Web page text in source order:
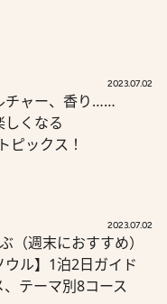
2023.07.02
チャー、香り……
くなる
ピックス！
2023.07.02
（週末におすすめ）
ウル】1泊2日ガイド
テーマ別8コース